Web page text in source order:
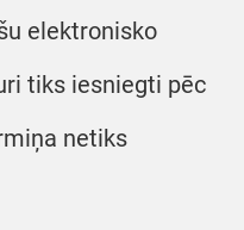
elektronisko
tiks iesniegti pēc
netiks